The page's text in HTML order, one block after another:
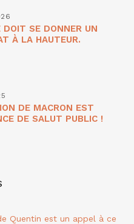
DOIT SE DONNER UN
À LA HAUTEUR.
DE MACRON EST
DE SALUT PUBLIC !
Quentin est un appel à ce